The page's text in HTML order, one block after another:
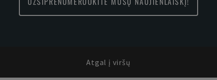
Atgal į viršų